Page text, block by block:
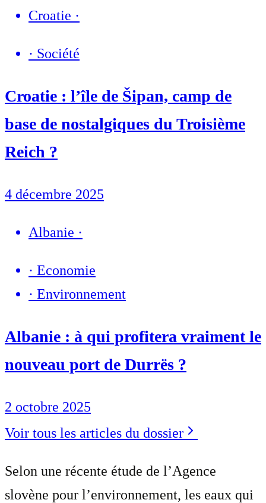
Croatie ·
· Société
Croatie : l’île de Šipan, camp de
base de nostalgiques du Troisième
Reich ?
4 décembre 2025
Albanie ·
· Economie
· Environnement
Albanie : à qui profitera vraiment le
nouveau port de Durrës ?
2 octobre 2025
Voir tous les articles du dossier
Selon une récente étude de l’Agence
slovène pour l’environnement, les eaux qui